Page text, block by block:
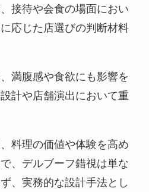
接待や会食の場面におい
応じた店選びの判断材料
満腹感や食欲にも影響を
計や店舗演出において重
料理の価値や体験を高め
、デルブーフ錯視は単な
、実務的な設計手法とし